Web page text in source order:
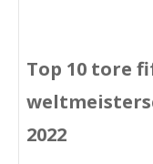
Top 10 tore
2022